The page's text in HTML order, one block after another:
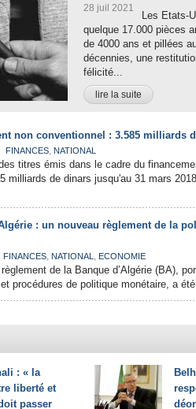
28 juil 2021
Les Etats-
quelque 17.000 pièces
de 4000 ans et pillées
décennies, une
félicité...
lire la suite
non conventionnel : 3.585 milliards
FINANCES, NATIONAL
titres émis dans le cadre du
milliards de dinars jusqu'au 31 mars
: un nouveau règlement de la
FINANCES, NATIONAL , ECONOMIE
de la Banque d’Algérie (BA),
procédures de politique monétaire, a
: « la
liberté et
passer